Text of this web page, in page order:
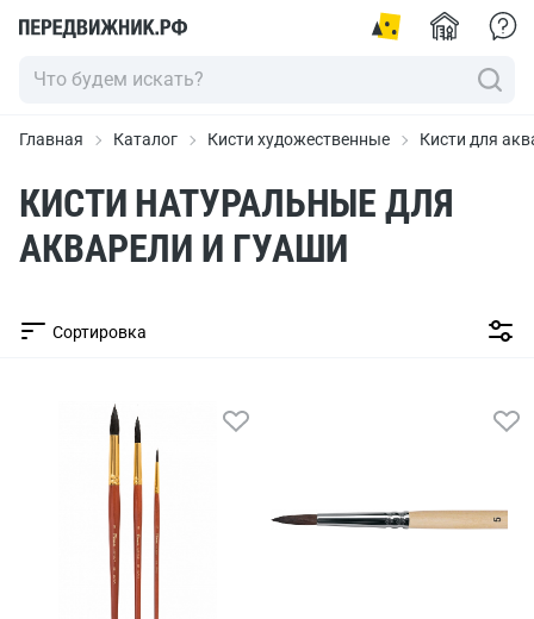
Главная Каталог Кисти художественные Кисти для
КИСТИ НАТУРАЛЬНЫЕ ДЛЯ
АКВАРЕЛИ И ГУАШИ
Сортировка